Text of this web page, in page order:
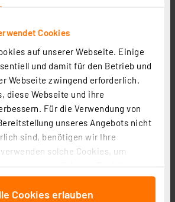
Cookies
auf unserer Webseite. Einige
und damit für den Betrieb und
Webseite zwingend erforderlich.
diese Webseite und ihre
Für die Verwendung von
unseres Angebots nicht
sind, benötigen wir Ihre
solche Cookies, um
anbieten zu können und die Zugriffe
zu analysieren. Außerdem geben
Cookies erlauben
24-W-T8-LED-Röhrenlampe, G13,
KVG/VVG, 150 cm
28,95 €
Informationen zu Versandkosten